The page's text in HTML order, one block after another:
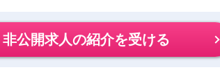
非公開求人の紹介を受ける